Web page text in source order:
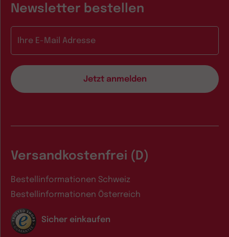
Newsletter bestellen
Versandkostenfrei (D)
Bestellinformationen Schweiz
Bestellinformationen Österreich
Sicher einkaufen